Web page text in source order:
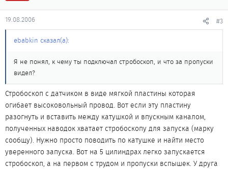
19.08.2006 #3
ebabkin сказал(а):
Я не понял, к чему ты подключал стробоскоп, и что за пропуски
видел?
Стробоскоп с датчиком в виде мягкой пластины которая
огибает высоковольный провод. Вот если эту пластину
разогнуть и вставить между катушкой и впускным каналом,
полученных наводок хватает стробоскопу для запуска (марку
сообщу). Нужно просто поводить по катушке и найти место
уверенного запуска. Вот на 5 цилиндрах легко запускается
стробоскоп, а на первом с трудом и пропуски вспышек. У друга